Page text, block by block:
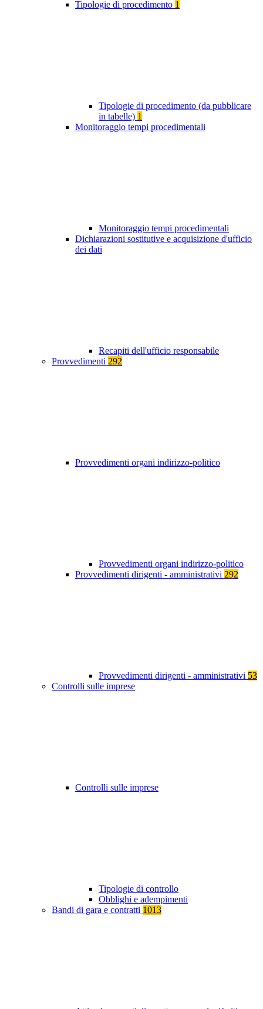
Tipologie di procedimento 1
Tipologie di procedimento (da pubblicare
in tabelle) 1
Monitoraggio tempi procedimentali
Monitoraggio tempi procedimentali
Dichiarazioni sostitutive e acquisizione d'ufficio
dei dati
Recapiti dell'ufficio responsabile
Provvedimenti 292
Provvedimenti organi indirizzo-politico
Provvedimenti organi indirizzo-politico
Provvedimenti dirigenti - amministrativi 292
Provvedimenti dirigenti - amministrativi 53
Controlli sulle imprese
Controlli sulle imprese
Tipologie di controllo
Obblighi e adempimenti
Bandi di gara e contratti 1013